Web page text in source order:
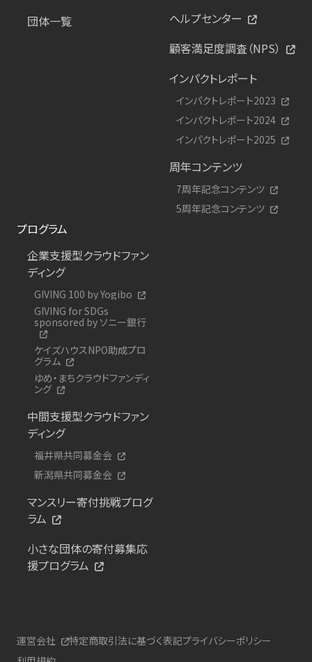
団体一覧
ヘルプセンター
顧客満足度調査（NPS）
インパクトレポート
インパクトレポート2023
インパクトレポート2024
インパクトレポート2025
周年コンテンツ
7周年記念コンテンツ
5周年記念コンテンツ
プログラム
企業支援型クラウドファン
ディング
GIVING 100 by Yogibo
GIVING for SDGs
sponsored by ソニー銀行
ケイズハウスNPO助成プロ
グラム
ゆめ・まちクラウドファンディ
ング
中間支援型クラウドファン
ディング
福井県共同募金会
新潟県共同募金会
マンスリー寄付挑戦プログ
ラム
小さな団体の寄付募集応
援プログラム
運営会社 特定商取引法に基づく表記プライバシーポリシー